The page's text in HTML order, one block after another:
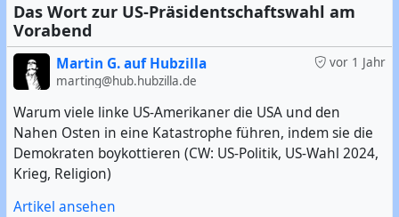
Förderung freier, quelloffener Software und dezentraler,
nichtkommerzieller Webdienste in Palo Alto, und für
einen der nächsten Austragungsorte ist Walldorf ein
heißer Kandidat?
#Weltklimakonferenz#Weltfrieden# ÖPNV#Feminismus
#LGBTQ#2SLGBTQIA+#Pressefreiheit#Freie Software
#Open Source#FLOSS#Fail#Was kann schon
schiefgehen?
Das Wort zur US-Präsidentschaftswahl am
Vorabend
vor 1 Jahr
Martin G. auf Hubzilla
marting@hub.hubzilla.de
Warum viele linke US-Amerikaner die USA und den
Nahen Osten in eine Katastrophe führen, indem sie die
Demokraten boykottieren (CW: US-Politik, US-Wahl 2024,
Krieg, Religion)
Artikel ansehen